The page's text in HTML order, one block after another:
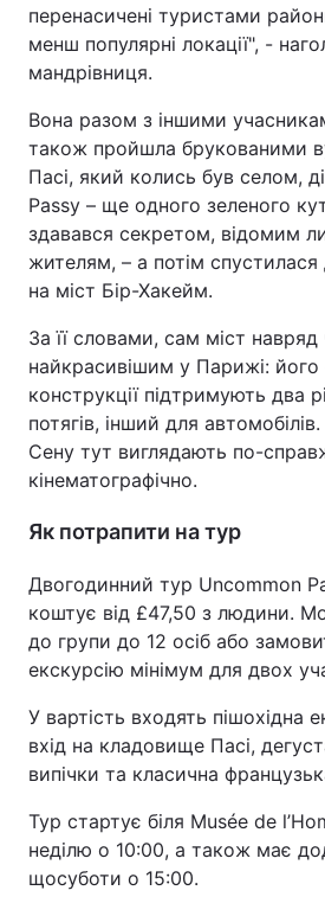
перенасичені туристами
менш популярні локації", -
мандрівниця.
Вона разом з іншими
також пройшла брукованими
Пасі, який колись був селом,
Passy – ще одного зеленого
здавався секретом, відомим
жителям, – а потім
на міст Бір-Хакейм.
За її словами, сам міст
найкрасивішим у Парижі: його
конструкції підтримують два
потягів, інший для
Сену тут виглядають по-
кінематографічно.
Як потрапити на тур
Двогодинний тур Uncommon
коштує від £47,50 з людини.
до групи до 12 осіб або
екскурсію мінімум для двох
У вартість входять пішохідна
вхід на кладовище Пасі,
випічки та класична
Тур стартує біля Musée de
неділю о 10:00, а також має
щосуботи о 15:00.